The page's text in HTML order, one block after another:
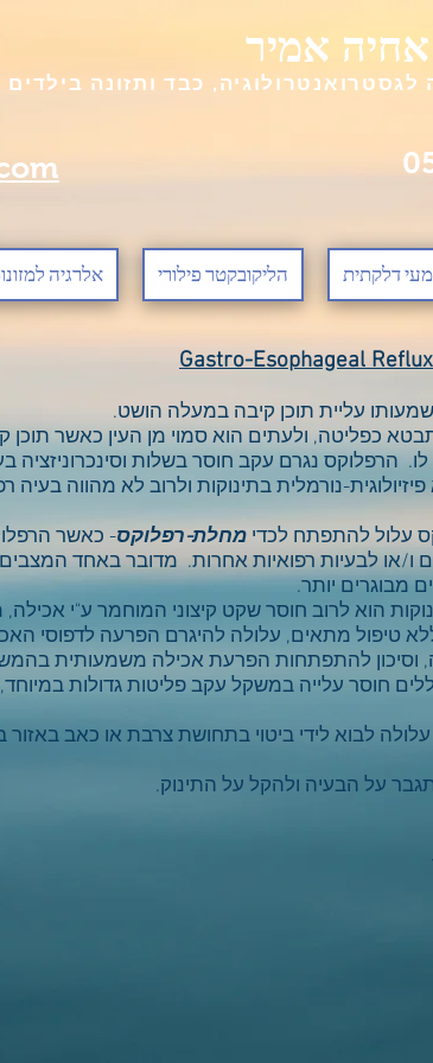
אמיר
לגסטרואנטרולוגיה, כבד ותזונה בילדים
אלרגיה הליקובקטר פילורי דלקתית
עליית תוכן קיבה במעלה הושט.
כפליטה, ולעתים הוא סמוי מן העין כאשר
הרפלוקס נגרם עקב חוסר בשלות וסינכרוניזציה
נורמלית בתינוקות ולרוב לא מהווה בעיה
עלול להתפתח לכדי מחלת-רפלוקס- כאשר
ו/או לבעיות רפואיות אחרות. מדובר באחד המצבים
מבוגרים יותר.
הוא לרוב חוסר שקט קיצוני המוחמר ע"י
טיפול מתאים, עלולה להיגרם הפרעה לדפוסי
להתפתחות הפרעת אכילה משמעותית
חוסר עלייה במשקל עקב פליטות גדולות
לבוא לידי ביטוי בתחושת צרבת או כאב באזור
על הבעיה ולהקל על התינוק.